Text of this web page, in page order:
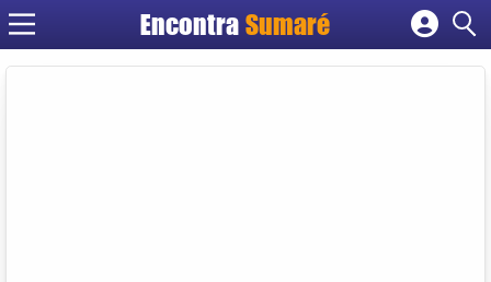
Encontra Sumaré
Cadastrar empresa